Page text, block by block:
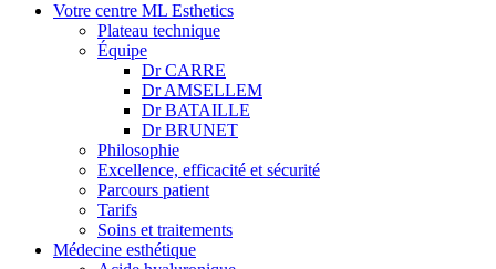
Votre centre ML Esthetics
Plateau technique
Équipe
Dr CARRE
Dr AMSELLEM
Dr BATAILLE
Dr BRUNET
Philosophie
Excellence, efficacité et sécurité
Parcours patient
Tarifs
Soins et traitements
Médecine esthétique